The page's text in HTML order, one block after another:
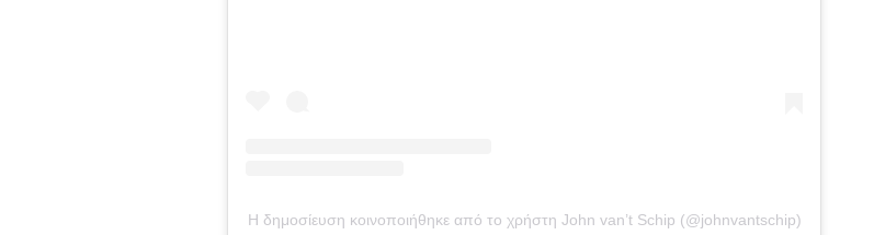
Η δημοσίευση κοινοποιήθηκε από το χρήστη John van’t Schip (@johnvantschip)